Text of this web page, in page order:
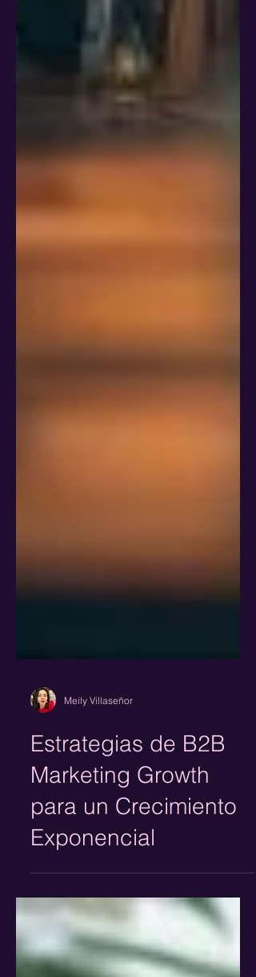
Meily Villaseñor
Estrategias de B2B
Marketing Growth
para un Crecimiento
Exponencial